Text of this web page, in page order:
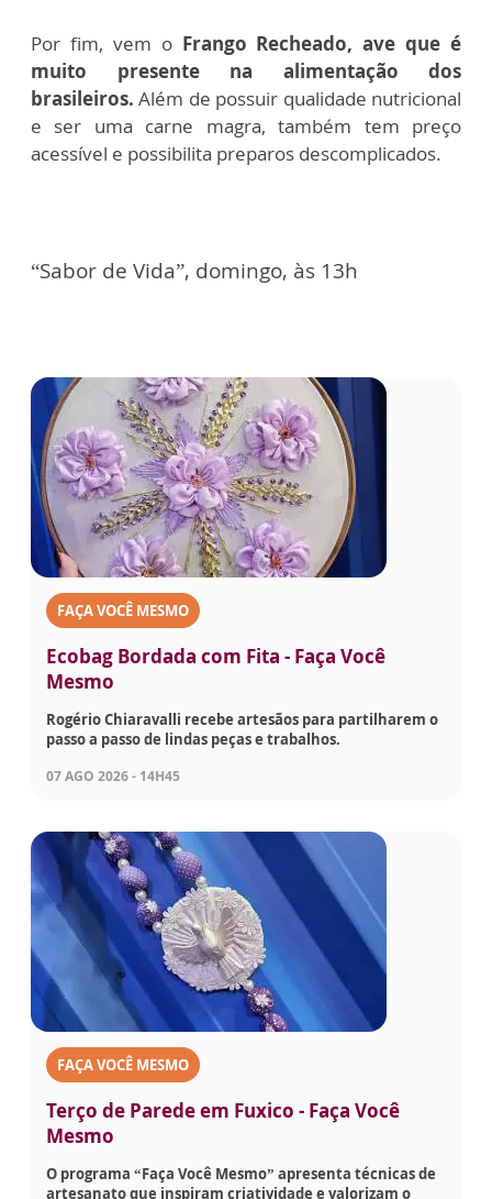
Por fim, vem o Frango Recheado, ave que é
muito presente na alimentação dos
brasileiros. Além de possuir qualidade nutricional
e ser uma carne magra, também tem preço
acessível e possibilita preparos descomplicados.
“Sabor de Vida”, domingo, às 13h
FAÇA VOCÊ MESMO
Ecobag Bordada com Fita - Faça Você
Mesmo
Rogério Chiaravalli recebe artesãos para partilharem o
passo a passo de lindas peças e trabalhos.
07 AGO 2026 - 14H45
FAÇA VOCÊ MESMO
Terço de Parede em Fuxico - Faça Você
Mesmo
O programa “Faça Você Mesmo” apresenta técnicas de
artesanato que inspiram criatividade e valorizam o